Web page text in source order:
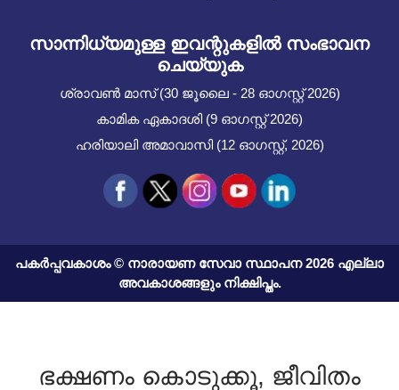
സാന്നിധ്യമുള്ള ഇവന്റുകളില്‍ സംഭാവന
ചെയ്യുക
ശ്രാവൺ മാസ് (30 ജൂലൈ - 28 ഓഗസ്റ്റ് 2026)
കാമിക ഏകാദശി (9 ഓഗസ്റ്റ് 2026)
ഹരിയാലി അമാവാസി (12 ഓഗസ്റ്റ്, 2026)
പകർപ്പവകാശം © നാരായണ സേവാ സ്ഥാപന 2026 എല്ലാ
അവകാശങ്ങളും നിക്ഷിപ്തം.
ഭക്ഷണം കൊടുക്കൂ, ജീവിതം